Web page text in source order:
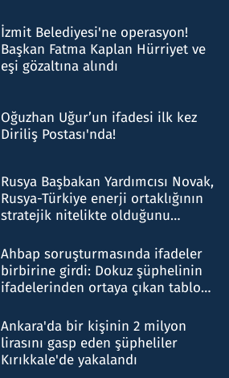
İzmit Belediyesi'ne operasyon!
Başkan Fatma Kaplan Hürriyet ve
eşi gözaltına alındı
Oğuzhan Uğur’un ifadesi ilk kez
Diriliş Postası'nda!
Rusya Başbakan Yardımcısı Novak,
Rusya-Türkiye enerji ortaklığının
stratejik nitelikte olduğunu
Ahbap soruşturmasında ifadeler
birbirine girdi: Dokuz şüphelinin
ifadelerinden ortaya çıkan tablo
Ankara'da bir kişinin 2 milyon
lirasını gasp eden şüpheliler
Kırıkkale'de yakalandı